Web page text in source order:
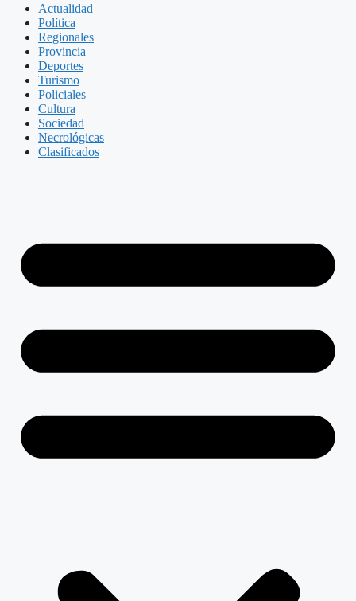
Actualidad
Política
Regionales
Provincia
Deportes
Turismo
Policiales
Cultura
Sociedad
Necrológicas
Clasificados